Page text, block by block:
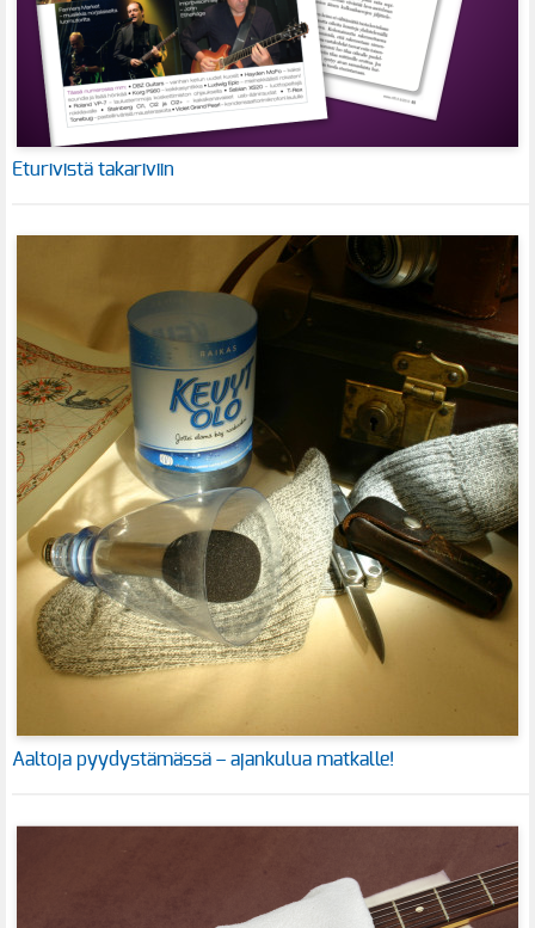
Eturivistä takariviin
Aaltoja pyydystämässä – ajankulua matkalle!